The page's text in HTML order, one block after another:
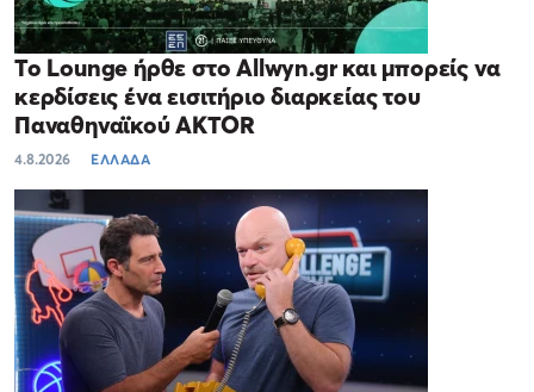
Το Lounge ήρθε στο Allwyn.gr και μπορείς να
κερδίσεις ένα εισιτήριο διαρκείας του
Παναθηναϊκού AKTOR
4.8.2026 ΕΛΛΑΔΑ